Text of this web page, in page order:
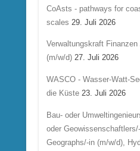
CoAsts - pathways for
scales 29. Juli 2026
Verwaltungskraft
(m/w/d) 27. Juli 2026
WASCO - Wasser-Watt-
die Küste 23. Juli 2026
Bau- oder
oder
Geographs/-in (m/w/d),